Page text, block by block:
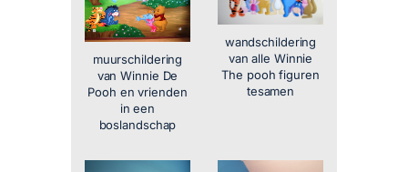
muurschildering
van Winnie De
Pooh en vrienden
in een
boslandschap
wandschildering
van alle Winnie
The pooh figuren
tesamen